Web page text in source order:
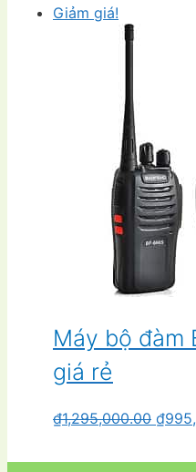
Giảm giá!
Máy bộ đàm
giá rẻ
₫1,295,000.00 Giá
là:
₫